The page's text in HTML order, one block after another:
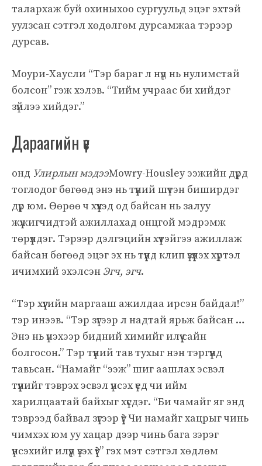
талархаж буй охиныхоо сургуульд эцэг эхтэй
уулзсан сэтгэл хөдөлгөм дурсамжаа тэрээр
дурсав.
Моури-Хаусли “Тэр бараг л нүд нь нулимстай
болсон” гэж хэлэв. “Тийм учраас би хийдэг
зүйлээ хийдэг.”
Дараагийн үе
онд Улирлын мэдээMowry-Housley ээжийн дүрд
тоглодог бөгөөд энэ нь түүний шүтэн биширдэг
дүр юм. Өөрөө ч хүүхэд од байсан нь залуу
жүжигчидтэй ажиллахад онцгой мэдрэмж
төрүүлдэг. Тэрээр дэлгэцийн хүүтэйгээ ажиллаж
байсан бөгөөд эцэг эх нь түүнд клип үзүүлэх хүртэл
ичимхий эхэлсэн Эгч, эгч.
“Тэр хүүгийн маргааш ажилдаа ирсэн байдал!”
тэр инээв. “Тэр зүгээр л надтай ярьж байсан …
Энэ нь үнэхээр бидний химийг илүү сайн
болгосон.” Тэр түүний тав тухыг нэн тэргүүнд
тавьсан. “Намайг “ээж” шиг аашлах эсвэл
түүнийг тэврэх эсвэл үнсэх үед чи ийм
харилцаатай байхыг хүсдэг. “Би чамайг яг энд
тэврээд байвал зүгээр үү? Чи намайг хацрыг чинь
чимхэх юм уу хацар дээр чинь бага зэрэг
үнсэхийг илүүд үзэх үү?” гэх мэт сэтгэл хөдлөм